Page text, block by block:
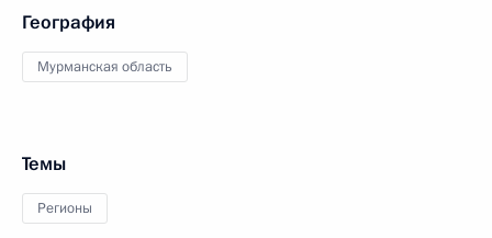
География
Мурманская область
Темы
Регионы